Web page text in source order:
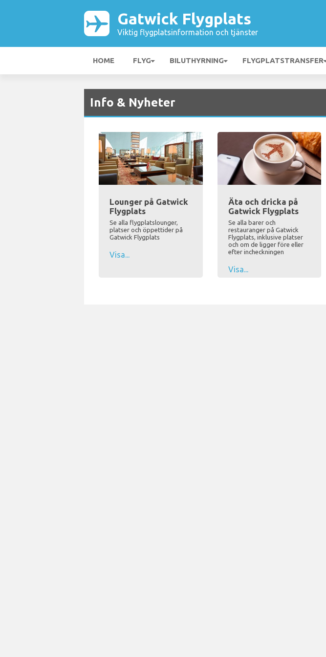
Gatwick Flygplats
Viktig flygplatsinformation och tjänster
HOME FLYG BILUTHYRNING FLYGPLATSTRANSFER
Info & Nyheter
Lounger på Gatwick
Flygplats
Se alla flygplatslounger,
platser och öppettider på
Gatwick Flygplats
Visa...
Äta och dricka på
Gatwick Flygplats
Se alla barer och
restauranger på Gatwick
Flygplats, inklusive platser
och om de ligger före eller
efter incheckningen
Visa...